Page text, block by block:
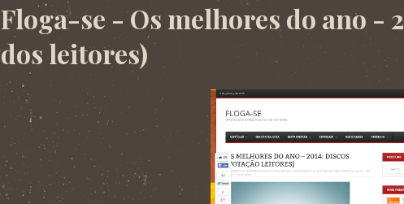
Floga-se - Os melhores do ano -
dos leitores)